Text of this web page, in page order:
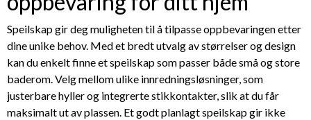
Speilskap gir deg muligheten til å tilpasse oppbevaringen etter
dine unike behov. Med et bredt utvalg av størrelser og design
kan du enkelt finne et speilskap som passer både små og store
baderom. Velg mellom ulike innredningsløsninger, som
justerbare hyller og integrerte stikkontakter, slik at du får
maksimalt ut av plassen. Et godt planlagt speilskap gir ikke